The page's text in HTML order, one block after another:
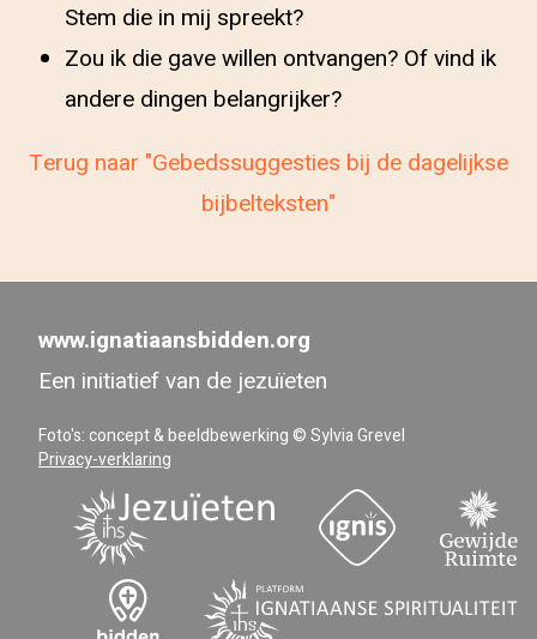
Stem die in mij spreekt?
Zou ik die gave willen ontvangen? Of vind ik
andere dingen belangrijker?
Terug naar "Gebedssuggesties bij de dagelijkse
bijbelteksten"
www.ignatiaansbidden.org
Een initiatief van de jezuïeten
Foto's: concept & beeldbewerking © Sylvia Grevel
Privacy-verklaring